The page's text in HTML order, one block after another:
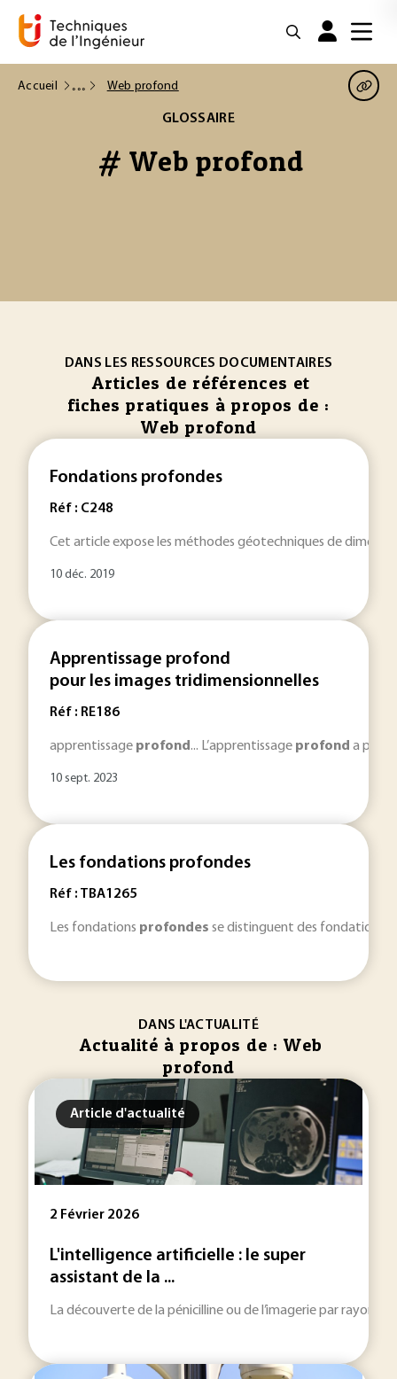
Accueil Web profond
GLOSSAIRE
# Web profond
DANS LES RESSOURCES DOCUMENTAIRES
Articles de références et
fiches pratiques à propos de :
Web profond
Fondations profondes
Réf : C248
Cet article expose les méthodes géotechniques de
10 déc. 2019
Apprentissage profond
pour les images tridimensionnelles
Réf : RE186
apprentissage profond ... L’apprentissage profond a
10 sept. 2023
Les fondations profondes
Réf : TBA1265
Les fondations profondes se distinguent des fondations
DANS L'ACTUALITÉ
Actualité à propos de : Web
profond
Article d'actualité
2 Février 2026
L'intelligence artificielle : le super
assistant de la ...
La découverte de la pénicilline ou de l’imagerie par rayons X